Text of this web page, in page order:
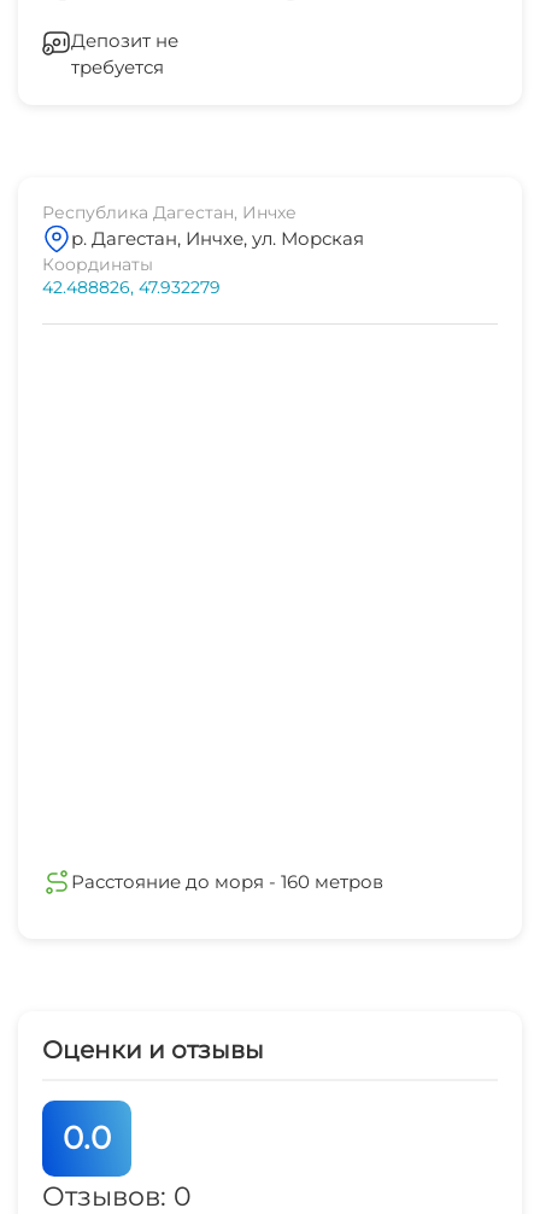
Депозит не
требуется
Республика Дагестан, Инчхе
р. Дагестан, Инчхе, ул. Морская
Координаты
42.488826, 47.932279
Расстояние до моря - 160 метров
Оценки и отзывы
0.0
Отзывов: 0